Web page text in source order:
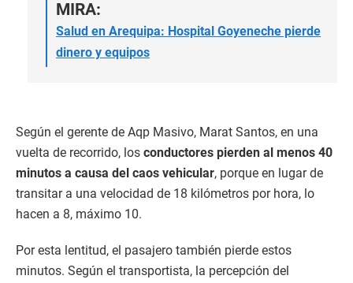
MIRA:
Salud en Arequipa: Hospital Goyeneche pierde
dinero y equipos
Según el gerente de Aqp Masivo, Marat Santos, en una
vuelta de recorrido, los conductores pierden al menos 40
minutos a causa del caos vehicular, porque en lugar de
transitar a una velocidad de 18 kilómetros por hora, lo
hacen a 8, máximo 10.
Por esta lentitud, el pasajero también pierde estos
minutos. Según el transportista, la percepción del